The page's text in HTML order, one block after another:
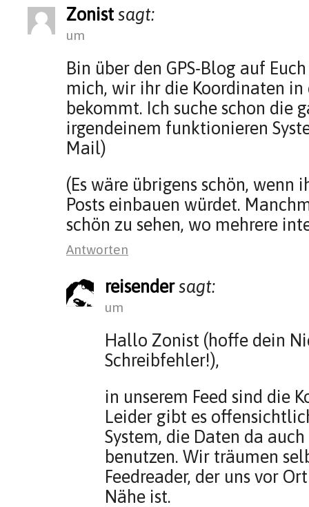
Zonist sagt:
um
Bin über den GPS-Blog auf
mich, wir ihr die Koordinaten in
bekommt. Ich suche schon die
irgendeinem funktionieren
Mail)
(Es wäre übrigens schön, wenn
Posts einbauen würdet.
schön zu sehen, wo mehrere
Antworten
reisender sagt:
um
Hallo Zonist (hoffe dein
Schreibfehler!),
in unserem Feed sind die
Leider gibt es
System, die Daten da
benutzen. Wir träumen
Feedreader, der uns vor
Nähe ist.